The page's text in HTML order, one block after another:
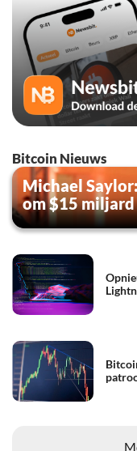
Bitcoin Nieuws
Michael
om $15